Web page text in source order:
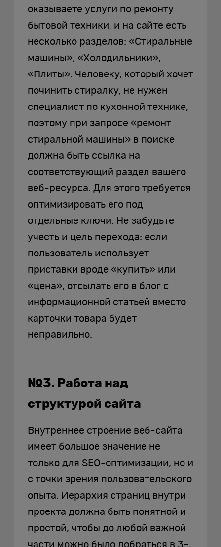
оказываете услуги по ремонту
бытовой техники, и на сайте есть
несколько разделов: «Стиральные
машины», «Холодильники»,
«Плиты». Человеку, который хочет
починить стиралку, не нужен
специалист по кухонной технике,
поэтому при запросе «ремонт
стиральной машины» в поиске
должна быть ссылка на
соответствующий раздел вашего
веб-ресурса. Для этого требуется
оптимизировать его под
отдельные ключи. Не забудьте
учесть и цель перехода: если
пользователь использует
приставки вроде «купить» или
«цена», отсылать его в блог с
информационной статьей вместо
карточки товара будет
неправильно.
№3. Работа над
структурой сайта
Внутреннее строение веб-сайта
имеет большое значение не
только для SEO-оптимизации, но и
с точки зрения пользовательского
опыта. Иерархия страниц внутри
проекта должна быть понятной и
простой, чтобы до любой важной
части можно было добраться в 3–